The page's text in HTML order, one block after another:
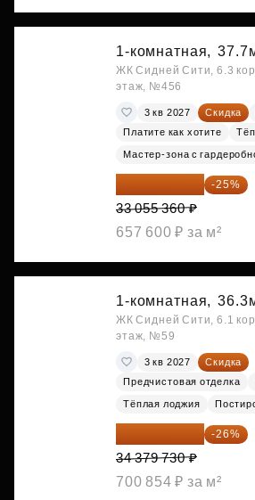
1-комнатная,
ЖК Сидней Сити, 6.3
этаж, №456
3 кв 2027 Скидка
Платите как хотите
Мастер-зона с
24 791 520 ₽ -25%
33 055 360 ₽
657 600 ₽ за м²
1-комнатная,
ЖК Сидней Сити, 6.1
этаж, №59
3 кв 2027
Скидка
Предчистовая отделка
Тёплая лоджия
25 441 000 ₽ -26%
34 379 730 ₽
700 854 ₽ за м²